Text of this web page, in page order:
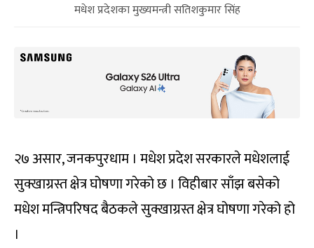
मधेश प्रदेशका मुख्यमन्त्री सतिशकुमार सिंह
२७ असार, जनकपुरधाम । मधेश प्रदेश सरकारले मधेशलाई
सुक्खाग्रस्त क्षेत्र घोषणा गरेको छ । विहीबार साँझ बसेको
मधेश मन्त्रिपरिषद बैठकले सुक्खाग्रस्त क्षेत्र घोषणा गरेको हो
।